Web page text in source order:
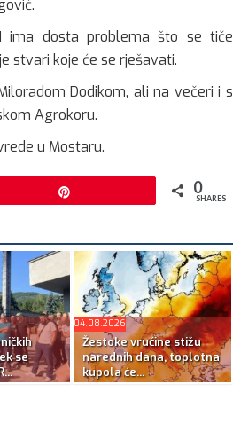
ima dosta problema što se tiče
stvari koje će se rješavati.
Dodikom, ali na večeri i s
Agrokoru.
u Mostaru.
0
SHARES
se
04.08.2026
Žestoke vrućine stižu
narednih dana, toplotna
kupola će...